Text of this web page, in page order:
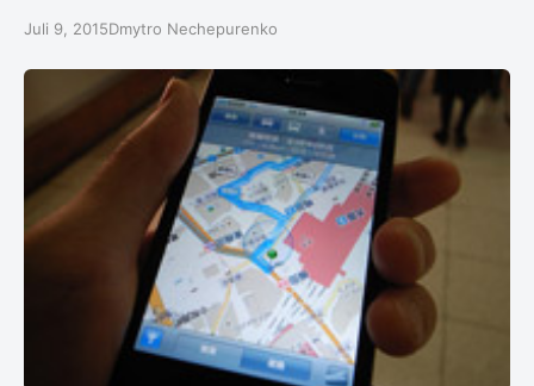
Juli 9, 2015Dmytro Nechepurenko